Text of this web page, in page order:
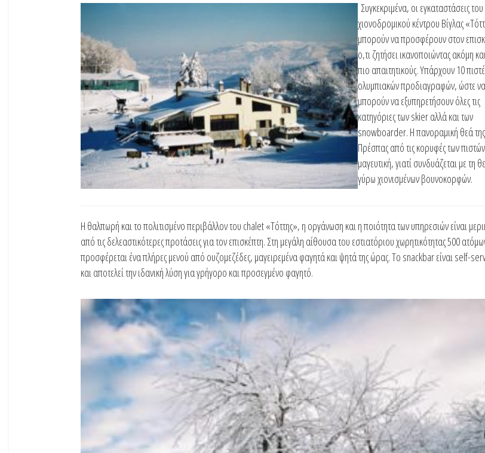
Συγκεκριμένα, οι εγκαταστάσεις του
χιονοδρομικού κέντρου Βίγλας
μπορούν να προσφέρουν στον
ο,τι ζητήσει ικανοποιώντας ακόμη
πιο απαιτητικούς. Υπάρχουν 10
ολυμπιακών προδιαγραφών, ώστε να
μπορούν να εξυπηρετήσουν όλες τις
κατηγόριες των skier αλλά και των
snowboarder. Η πανοραμική θεά της
Πρέσπας από τις κορυφές των πιστών
μαγευτική, γιατί συνδυάζεται με τη
γύρω χιονισμένων βουνοκορφών.
Η θαλπωρή και το πολιτισμένο περιβάλλον του chalet «Τόττης», η οργάνωση και η ποιότητα των υπηρεσιών είναι
από τις δελεαστικότερες προτάσεις για τον επισκέπτη. Στη μεγάλη αίθουσα του εστιατόριου χωρητικότητας 500
προσφέρεται ένα πλήρες μενού από ουζομεζέδες, μαγειρεμένα φαγητά και ψητά της ώρας. Το snackbar είναι self-
και αποτελεί την ιδανική λύση για γρήγορο και προσεγμένο φαγητό.